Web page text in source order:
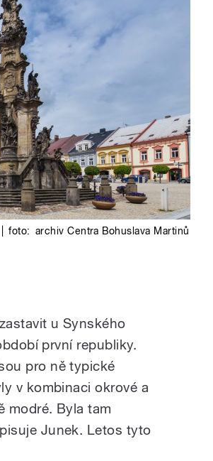
foto: archiv Centra Bohuslava Martinů
u Synského
první republiky.
pro ně typické
v kombinaci okrové a
modré. Byla tam
Junek. Letos tyto